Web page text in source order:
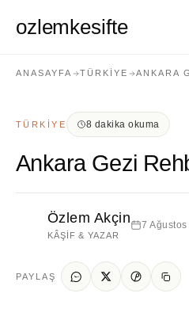
ozlemkesifte
ANASAYFA TÜRKIYE ANKARA
TÜRKIYE 8 dakika okuma
Ankara Gezi
Özlem Akçin
KÂŞIF & YAZAR
7
PAYLAŞ